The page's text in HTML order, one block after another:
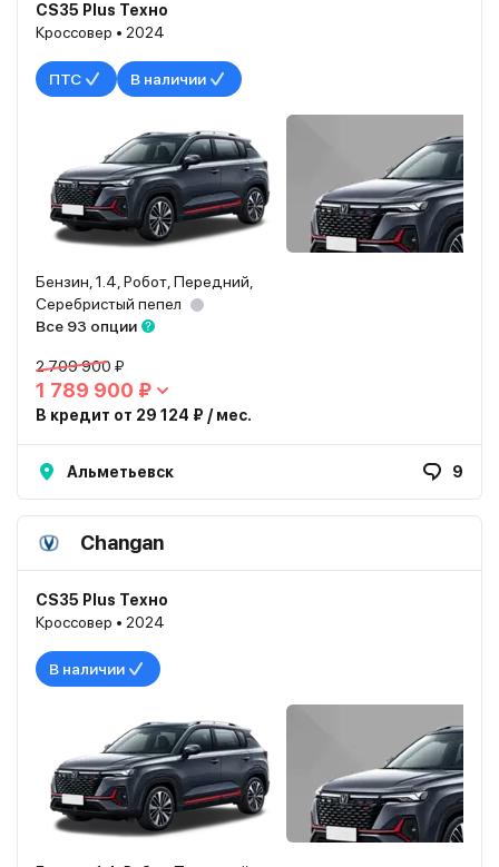
CS35 Plus Техно
Кроссовер • 2024
ПТС В наличии
Бензин, 1.4, Робот, Передний,
Серебристый пепел
Все 93 опции
2 709 900 ₽
1 789 900 ₽
В кредит от 29 124 ₽ / мес.
Альметьевск 9
Changan
CS35 Plus Техно
Кроссовер • 2024
В наличии